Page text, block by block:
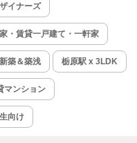
イナーズ
・賃貸一戸建て・一軒家
築＆築浅 栃原駅 x 3LDK
マンション
向け